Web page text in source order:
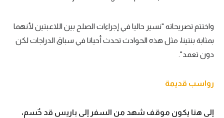
واختتم تصريحاته "نسير حاليا في إجراءات الصلح بين اللاعبتين لأنهما
بمثابة بنتينا، مثل هذه الحوادث تحدث أحيانا في سباق الدراجات لكن
دون تعمد".
رواسب قديمة
إلى هنا يكون موقف شهد من السفر إلى باريس قد حٌسم،